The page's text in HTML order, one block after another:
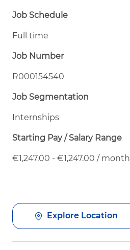
Job Schedule
Full time
Job Number
R000154540
Job Segmentation
Internships
Starting Pay / Salary Range
€1,247.00 - €1,247.00 / month
Explore Location